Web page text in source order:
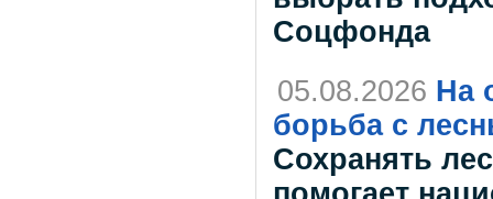
Соцфонда
05.08.2026 На
борьба с
Сохранять